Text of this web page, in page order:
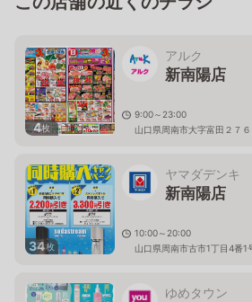
4枚
アルク
新南陽店
9:00～23:00
山口県周南市大字富田２７６
34枚
ヤマダデンキ
新南陽店
10:00～20:00
山口県周南市古市1丁目4番
ゆめタウン